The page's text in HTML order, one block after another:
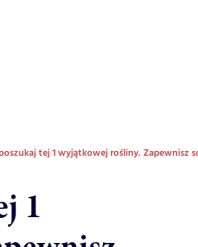
tej 1 wyjątkowej rośliny. Zapewnisz
1